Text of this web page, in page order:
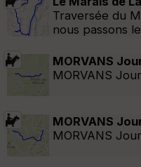
Afficher la carto
Traversée du
nous passons
MORVANS
MORVANS
MORVANS
MORVANS